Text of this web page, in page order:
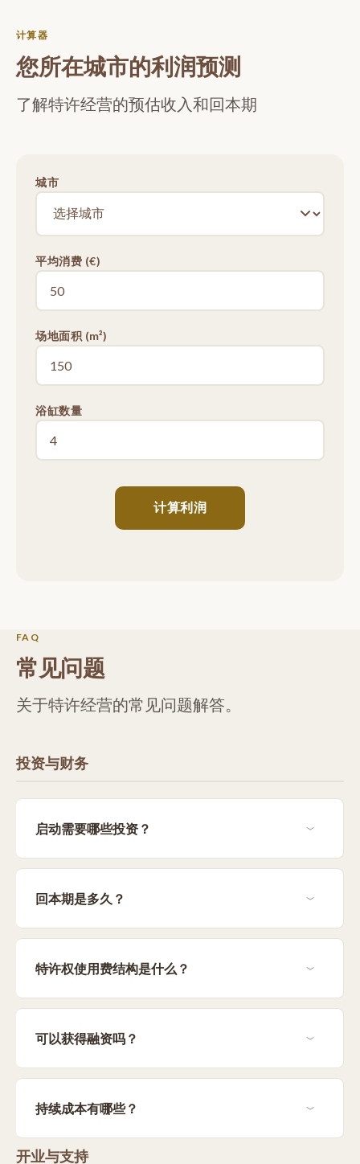
计算器
您所在城市的利润预测
了解特许经营的预估收入和回本期
城市
平均消费 (€)
场地面积 (m²)
浴缸数量
计算利润
FAQ
常见问题
关于特许经营的常见问题解答。
投资与财务
启动需要哪些投资？
回本期是多久？
特许权使用费结构是什么？
可以获得融资吗？
持续成本有哪些？
开业与支持